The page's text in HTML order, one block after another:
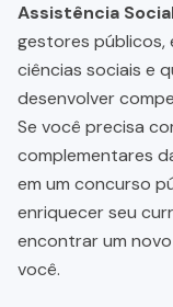
Assistência
gestores públicos,
ciências sociais e
desenvolver
Se você precisa
complementares
em um concurso
enriquecer seu
encontrar um
você.